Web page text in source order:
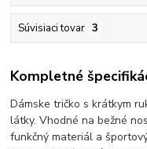
Súvisiaci tovar 3
Kompletné
Dámske tričko s krátkym
látky. Vhodné na bežné
funkčný materiál a